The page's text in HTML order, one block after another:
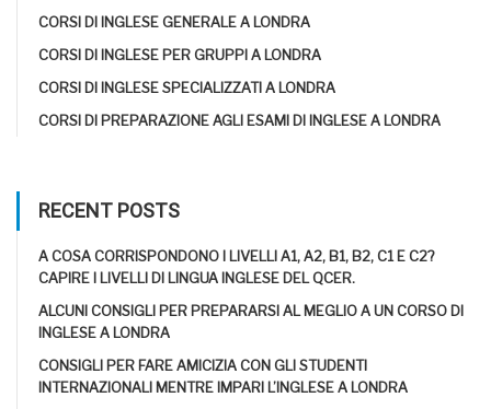
CORSI DI INGLESE GENERALE A LONDRA
CORSI DI INGLESE PER GRUPPI A LONDRA
CORSI DI INGLESE SPECIALIZZATI A LONDRA
CORSI DI PREPARAZIONE AGLI ESAMI DI INGLESE A LONDRA
RECENT POSTS
A COSA CORRISPONDONO I LIVELLI A1, A2, B1, B2, C1 E C2?
CAPIRE I LIVELLI DI LINGUA INGLESE DEL QCER.
ALCUNI CONSIGLI PER PREPARARSI AL MEGLIO A UN CORSO DI
INGLESE A LONDRA
CONSIGLI PER FARE AMICIZIA CON GLI STUDENTI
INTERNAZIONALI MENTRE IMPARI L’INGLESE A LONDRA